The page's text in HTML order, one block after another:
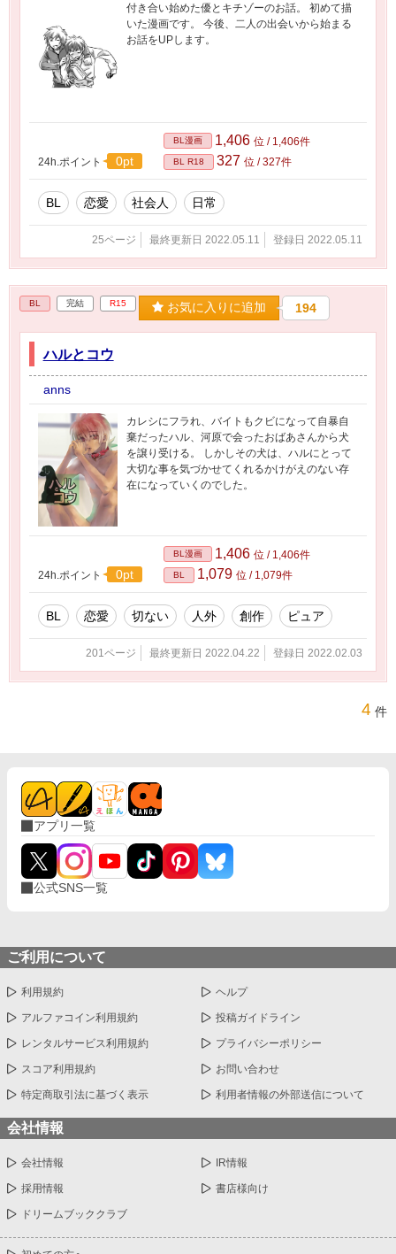
付き合い始めた優とキチゾーのお話。 初めて描
いた漫画です。 今後、二人の出会いから始まる
お話をUPします。
24h.ポイント 0pt
BL漫画 1,406 位 / 1,406件
BL R18 327 位 / 327件
BL 恋愛 社会人 日常
25ページ 最終更新日 2022.05.11 登録日 2022.05.11
BL 完結 R15 お気に入りに追加 194
ハルとコウ
anns
カレシにフラれ、バイトもクビになって自暴自
棄だったハル、河原で会ったおばあさんから犬
を譲り受ける。 しかしその犬は、ハルにとって
大切な事を気づかせてくれるかけがえのない存
在になっていくのでした。
24h.ポイント 0pt
BL漫画 1,406 位 / 1,406件
BL 1,079 位 / 1,079件
BL 恋愛 切ない 人外 創作 ピュア
201ページ 最終更新日 2022.04.22 登録日 2022.02.03
4 件
アプリ一覧
公式SNS一覧
ご利用について
利用規約 ヘルプ
アルファコイン利用規約 投稿ガイドライン
レンタルサービス利用規約 プライバシーポリシー
スコア利用規約 お問い合わせ
特定商取引法に基づく表示 利用者情報の外部送信について
会社情報
会社情報 IR情報
採用情報 書店様向け
ドリームブッククラブ